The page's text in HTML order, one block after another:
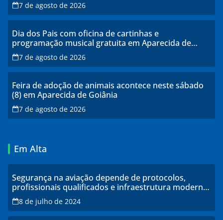
7 de agosto de 2026
Dia dos Pais com oficina de cartinhas e
programação musical gratuita em Aparecida de
Goiânia
7 de agosto de 2026
Feira de adoção de animais acontece neste sábado
(8) em Aparecida de Goiânia
7 de agosto de 2026
Em Alta
Segurança na aviação depende de protocolos,
profissionais qualificados e infraestrutura moderna,
explicam especialistas
8 de julho de 2024